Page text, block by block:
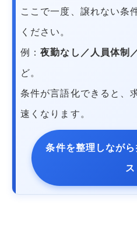
ここで一度、譲れない条
ください。
例：夜勤なし／人員体制
ど。
条件が言語化できると、
速くなります。
条件を整理しなが
ス